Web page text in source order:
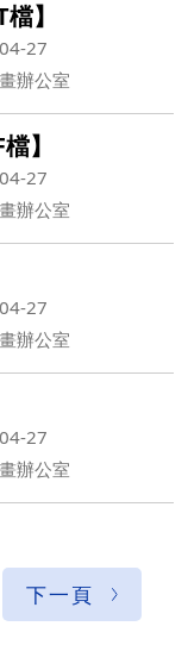
】
27
辦公室
】
27
辦公室
27
辦公室
27
辦公室
下一頁